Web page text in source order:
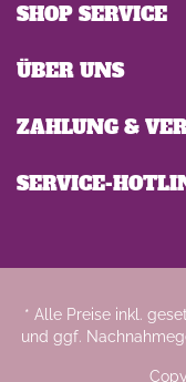
SERVICE-
SHOP SERVICE
ÜBER UNS
ZAHLUNG &
* Alle Preise inkl.
und ggf.